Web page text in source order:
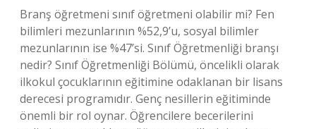
Branş öğretmeni sınıf öğretmeni olabilir mi? Fen
bilimleri mezunlarının %52,9’u, sosyal bilimler
mezunlarının ise %47’si. Sınıf Öğretmenliği branşı
nedir? Sınıf Öğretmenliği Bölümü, öncelikli olarak
ilkokul çocuklarının eğitimine odaklanan bir lisans
derecesi programıdır. Genç nesillerin eğitiminde
önemli bir rol oynar. Öğrencilere becerilerini